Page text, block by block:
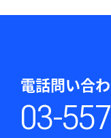
電話問い合
03-